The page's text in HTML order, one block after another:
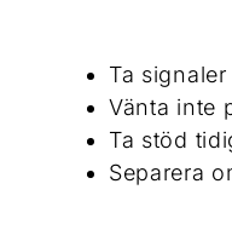
Ta
Vänta inte
Ta stöd
Separera